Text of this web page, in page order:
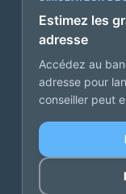
Estimez les
adresse
Accédez au
adresse pour
conseiller peut